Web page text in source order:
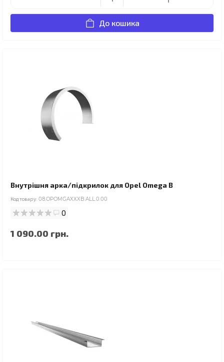
До кошика
Внутрішня арка/підкрилок для Opel Omega B
Код товару: 08.OPOMGAXXXB.ALL.0.00
0
1 090.00 грн.